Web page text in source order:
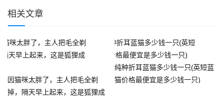
相关文章
因猫咪太胖了，主人把毛全剃
掉，隔天早上起来，这是狐狸成
纯种折耳蓝猫多少钱一只(英短蓝
猫价格最便宜是多少钱一只)